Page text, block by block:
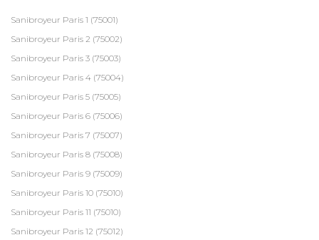
Sanibroyeur Paris 1 (75001)
Sanibroyeur Paris 2 (75002)
Sanibroyeur Paris 3 (75003)
Sanibroyeur Paris 4 (75004)
Sanibroyeur Paris 5 (75005)
Sanibroyeur Paris 6 (75006)
Sanibroyeur Paris 7 (75007)
Sanibroyeur Paris 8 (75008)
Sanibroyeur Paris 9 (75009)
Sanibroyeur Paris 10 (75010)
Sanibroyeur Paris 11 (75010)
Sanibroyeur Paris 12 (75012)